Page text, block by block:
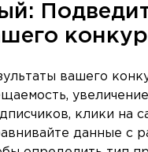
вашего
увеличение
клики на
данные с